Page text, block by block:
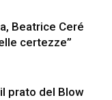
Beatrice Ceré
certezze”
prato del Blow